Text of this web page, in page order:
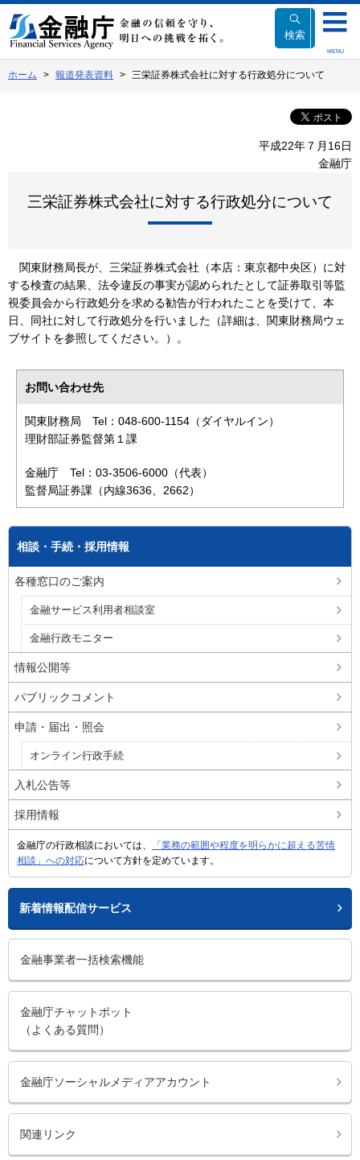
文
へ
動
検索
MENU
ホーム 報道発表資料 三栄証券株式会社に対する行政処分について
平成22年７月16日
金融庁
三栄証券株式会社に対する行政処分について
関東財務局長が、三栄証券株式会社（本店：東京都中央区）に対
する検査の結果、法令違反の事実が認められたとして証券取引等監
視委員会から行政処分を求める勧告が行われたことを受けて、本
日、同社に対して行政処分を行いました（詳細は、関東財務局ウェ
ブサイトを参照してください。）。
お問い合わせ先
関東財務局 Tel：048-600-1154（ダイヤルイン）
理財部証券監督第１課
金融庁 Tel：03-3506-6000（代表）
監督局証券課（内線3636、2662）
相談・手続・採用情報
各種窓口のご案内
金融サービス利用者相談室
金融行政モニター
情報公開等
パブリックコメント
申請・届出・照会
オンライン行政手続
入札公告等
採用情報
金融庁の行政相談においては、
「業務の範囲や程度を明らかに超える苦情
相談」への対応について方針を定めています。
新着情報配信サービス
金融事業者一括検索機能
金融庁チャットボット
（よくある質問）
金融庁ソーシャルメディアアカウント
関連リンク